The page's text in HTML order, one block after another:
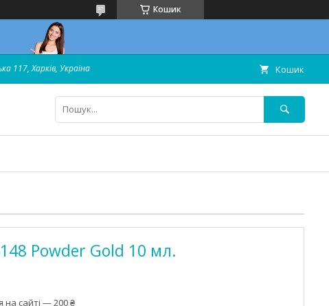
Кошик
117, Харків, Україна Кошик
Powder Gold 10 мл.
на сайті — 200 ₴